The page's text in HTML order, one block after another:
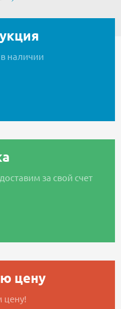
наличии
за свой счет
цену
цену!